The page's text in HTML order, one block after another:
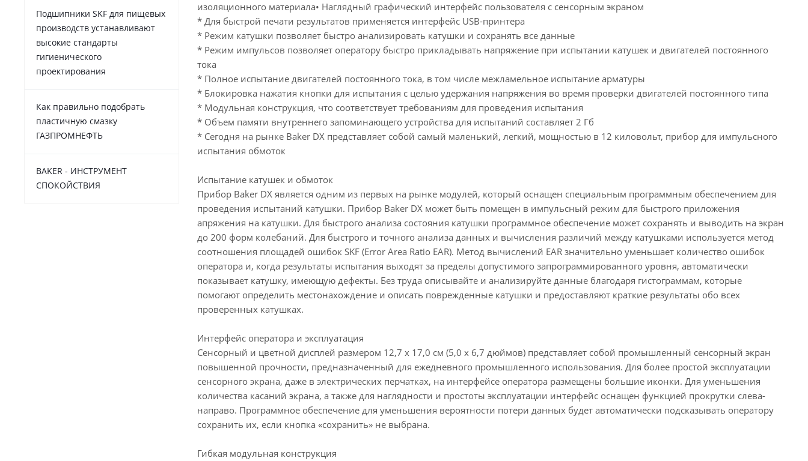
изоляционного материала• Наглядный графический интерфейс пользователя с сенсорным экраном
* Для быстрой печати результатов применяется интерфейс USB-принтера
* Режим катушки позволяет быстро анализировать катушки и сохранять все данные
* Режим импульсов позволяет оператору быстро прикладывать напряжение при испытании катушек и двигателей постоянного
тока
* Полное испытание двигателей постоянного тока, в том числе межламельное испытание арматуры
* Блокировка нажатия кнопки для испытания с целью удержания напряжения во время проверки двигателей постоянного типа
* Модульная конструкция, что соответствует требованиям для проведения испытания
* Объем памяти внутреннего запоминающего устройства для испытаний составляет 2 Гб
* Сегодня на рынке Baker DX представляет собой самый маленький, легкий, мощностью в 12 киловольт, прибор для импульсного
испытания обмоток
Испытание катушек и обмоток
Прибор Baker DX является одним из первых на рынке модулей, который оснащен специальным программным обеспечением для
проведения испытаний катушки. Прибор Baker DX может быть помещен в импульсный режим для быстрого приложения
апряжения на катушки. Для быстрого анализа состояния катушки программное обеспечение может сохранять и выводить на экран
до 200 форм колебаний. Для быстрого и точного анализа данных и вычисления различий между катушками используется метод
соотношения площадей ошибок SKF (Error Area Ratio EAR). Метод вычислений EAR значительно уменьшает количество ошибок
оператора и, когда результаты испытания выходят за пределы допустимого запрограммированного уровня, автоматически
показывает катушку, имеющую дефекты. Без труда описывайте и анализируйте данные благодаря гистограммам, которые
помогают определить местонахождение и описать поврежденные катушки и предоставляют краткие результаты обо всех
проверенных катушках.
Интерфейс оператора и эксплуатация
Сенсорный и цветной дисплей размером 12,7 х 17,0 см (5,0 х 6,7 дюймов) представляет собой промышленный сенсорный экран
повышенной прочности, предназначенный для ежедневного промышленного использования. Для более простой эксплуатации
сенсорного экрана, даже в электрических перчатках, на интерфейсе оператора размещены большие иконки. Для уменьшения
количества касаний экрана, а также для наглядности и простоты эксплуатации интерфейс оснащен функцией прокрутки слева-
направо. Программное обеспечение для уменьшения вероятности потери данных будет автоматически подсказывать оператору
сохранить их, если кнопка «сохранить» не выбрана.
Гибкая модульная конструкция
Подшипники SKF для пищевых
производств устанавливают
высокие стандарты
гигиенического
проектирования
Как правильно подобрать
пластичную смазку
ГАЗПРОМНЕФТЬ
BAKER - ИНСТРУМЕНТ
СПОКОЙСТВИЯ